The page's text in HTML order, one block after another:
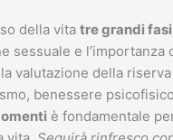
della vita tre grandi
sessuale e
valutazione della
benessere
è fondamentale